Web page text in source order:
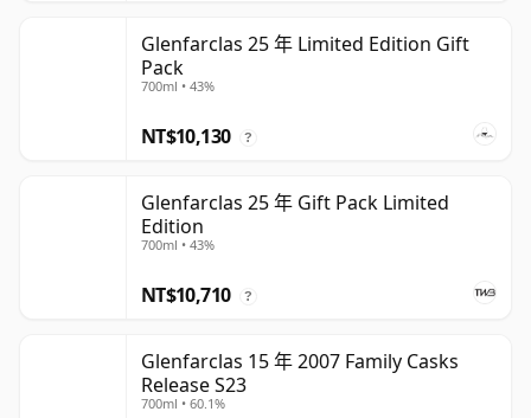
Glenfarclas 25 年 Limited Edition Gift
Pack
700ml • 43%
NT$10,130 ?
Glenfarclas 25 年 Gift Pack Limited
Edition
700ml • 43%
NT$10,710 ?
Glenfarclas 15 年 2007 Family Casks
Release S23
700ml • 60.1%